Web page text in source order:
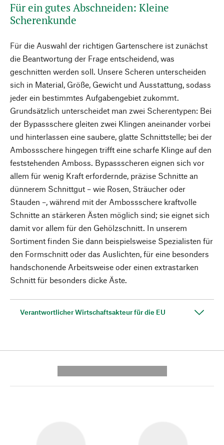
Für ein gutes Abschneiden: Kleine
Scherenkunde
Für die Auswahl der richtigen Gartenschere ist zunächst
die Beantwortung der Frage entscheidend, was
geschnitten werden soll. Unsere Scheren unterscheiden
sich in Material, Größe, Gewicht und Ausstattung, sodass
jeder ein bestimmtes Aufgabengebiet zukommt.
Grundsätzlich unterscheidet man zwei Scherentypen: Bei
der Bypassschere gleiten zwei Klingen aneinander vorbei
und hinterlassen eine saubere, glatte Schnittstelle; bei der
Ambossschere hingegen trifft eine scharfe Klinge auf den
feststehenden Amboss. Bypassscheren eignen sich vor
allem für wenig Kraft erfordernde, präzise Schnitte an
dünnerem Schnittgut – wie Rosen, Sträucher oder
Stauden –, während mit der Ambossschere kraftvolle
Schnitte an stärkeren Ästen möglich sind; sie eignet sich
damit vor allem für den Gehölzschnitt. In unserem
Sortiment finden Sie dann beispielsweise Spezialisten für
den Formschnitt oder das Auslichten, für eine besonders
handschonende Arbeitsweise oder einen extrastarken
Schnitt für besonders dicke Äste.
Verantwortlicher Wirtschaftsakteur für die EU